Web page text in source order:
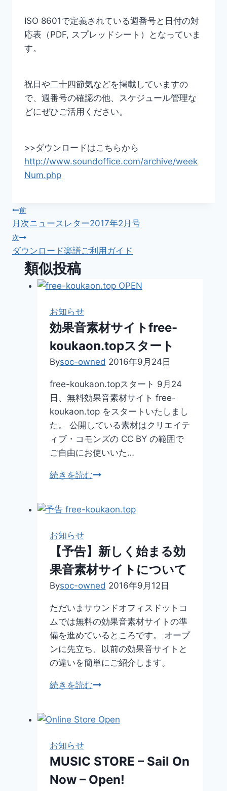
ISO 8601で定義されている週番号と日付の対
応表（PDF, スプレッドシート）となっていま
す。
祝日や二十四節気などを掲載していますの
で、週番号の確認の他、スケジュール管理な
どにぜひご活用ください。
>>ダウンロードはこちらから
http://www.soundoffice.com/archive/week
Num.php
投
稿
ナ
ビ
前
月次ニュースレター2017年2月号
次
ダウンロード楽譜ご利用ガイド
類似投稿
お知らせ
効果音素材サイトfree-
koukaon.topスタート
Bysoc-owned 2016年9月24日
free-koukaon.topスタート 9月24
日、無料効果音素材サイト free-
koukaon.top をスタートいたしまし
た。 公開している素材はクリエイテ
ィブ・コモンズの CC BY の範囲で
ご自由にお使いいた…
続きを読む効
素
イ
ト
free-
ス
タ
ー
ト
お知らせ
【予告】新しく始まる効
果音素材サイトについて
Bysoc-owned 2016年9月12日
ただいまサウンドオフィスドットコ
ムでは無料の効果音素材サイトの準
備を進めているところです。 オープ
ンに先立ち、以前の効果音サイトと
の違いを簡単にご紹介します。
続きを読む【予
し
ま
る
お知らせ
MUSIC STORE – Sail On
Now – Open!